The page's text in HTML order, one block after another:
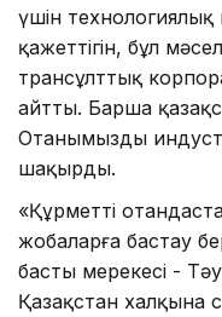
үшін
қажеттігін, бұл
трансұлттық
айтты. Барша
Отанымыздың
шақырды.
«Құрметті
жобаларға бастау
басты мерекесі -
Қазақстан халқына